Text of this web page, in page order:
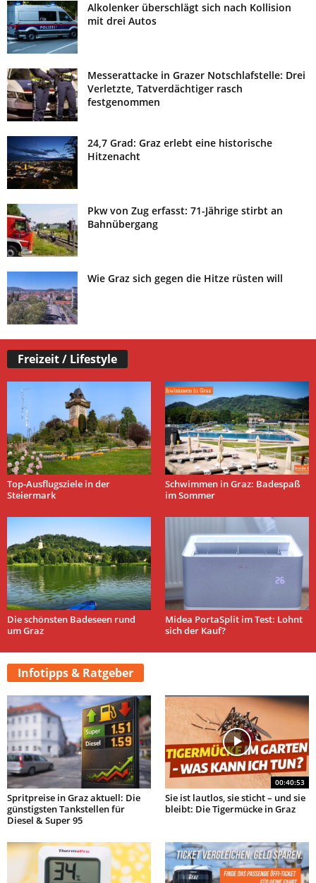
Alkolenker überschlägt sich nach Kollision
mit drei Autos
Messerattacke in Grazer Notschlafstelle: Drei
Verletzte, Tatverdächtiger rasch
festgenommen
24,7 Grad: Graz erlebt eine historische
Hitzenacht
Pkw von Zug erfasst: 71-Jährige stirbt an
Bahnübergang
Wie Graz sich gegen die Hitze rüsten will
Freizeit / Lifestyle
Top-Ausflugsziele in der
Steiermark
Schwimmen in Graz: Badespaß
im Sommer
Die schönsten Badeseen rund
um Graz
Midea PortaSplit im Test: Lohnt
sich der Kauf?
Infotipps & Ratgeber
Spritpreise in Graz aktuell: Die
günstigsten Tankstellen für
Diesel & Super 95
00:40:53
Sie ist lautlos, sie sticht – und sie
bleibt: Die Tigermücke in Graz